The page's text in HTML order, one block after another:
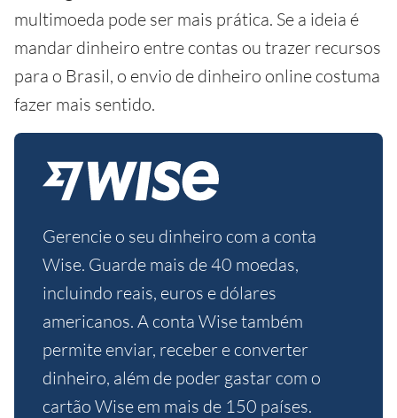
multimoeda pode ser mais prática. Se a ideia é
mandar dinheiro entre contas ou trazer recursos
para o Brasil, o envio de dinheiro online costuma
fazer mais sentido.
Gerencie o seu dinheiro com a conta
Wise. Guarde mais de 40 moedas,
incluindo reais, euros e dólares
americanos. A conta Wise também
permite enviar, receber e converter
dinheiro, além de poder gastar com o
cartão Wise em mais de 150 países.